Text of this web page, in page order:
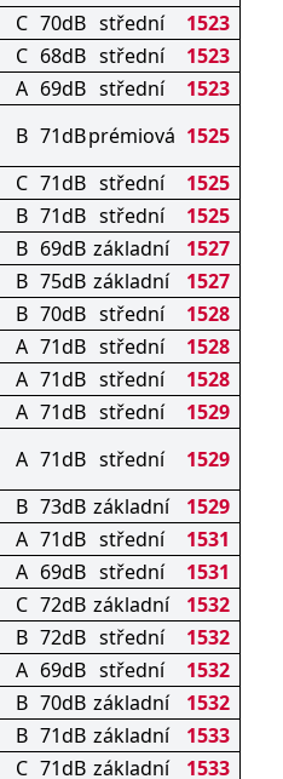
C 70dB střední
1523
C 68dB střední
1523
A 69dB střední
1523
B 71dBprémiová 1525
C 71dB střední
1525
B 71dB střední
1525
B 69dB základní
1527
B 75dB základní
1527
B 70dB střední
1528
A 71dB střední
1528
A 71dB střední
1528
A 71dB střední
1529
A 71dB střední
1529
B 73dB základní
1529
A 71dB střední
1531
A 69dB střední
1531
C 72dB základní
1532
B 72dB střední
1532
A 69dB střední
1532
B 70dB základní
1532
B 71dB základní
1533
C 71dB základní
1533